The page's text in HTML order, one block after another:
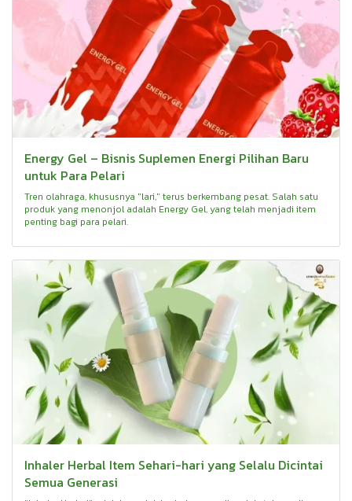
Energy Gel – Bisnis Suplemen Energi Pilihan Baru
untuk Para Pelari
Tren olahraga, khususnya "lari," terus berkembang pesat. Salah satu
produk yang menonjol adalah Energy Gel, yang telah menjadi item
penting bagi para pelari.
Inhaler Herbal Item Sehari-hari yang Selalu Dicintai
Semua Generasi